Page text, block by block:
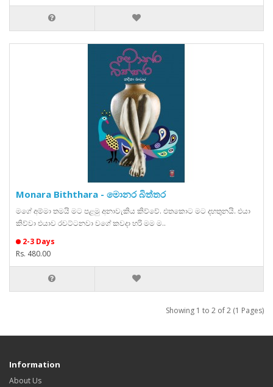
Monara Biththara - මොනර බිත්තර
මගේ අම්මා තමයි මට පළමු අනාවැකිය කිව්වේ. එතකොට මට දහතුනයි. එයා
කිව්වා එයාව රවට්ටනවා වගේ කවදා හරි මම ම..
2-3 Days
Rs. 480.00
Showing 1 to 2 of 2 (1 Pages)
Information
About Us